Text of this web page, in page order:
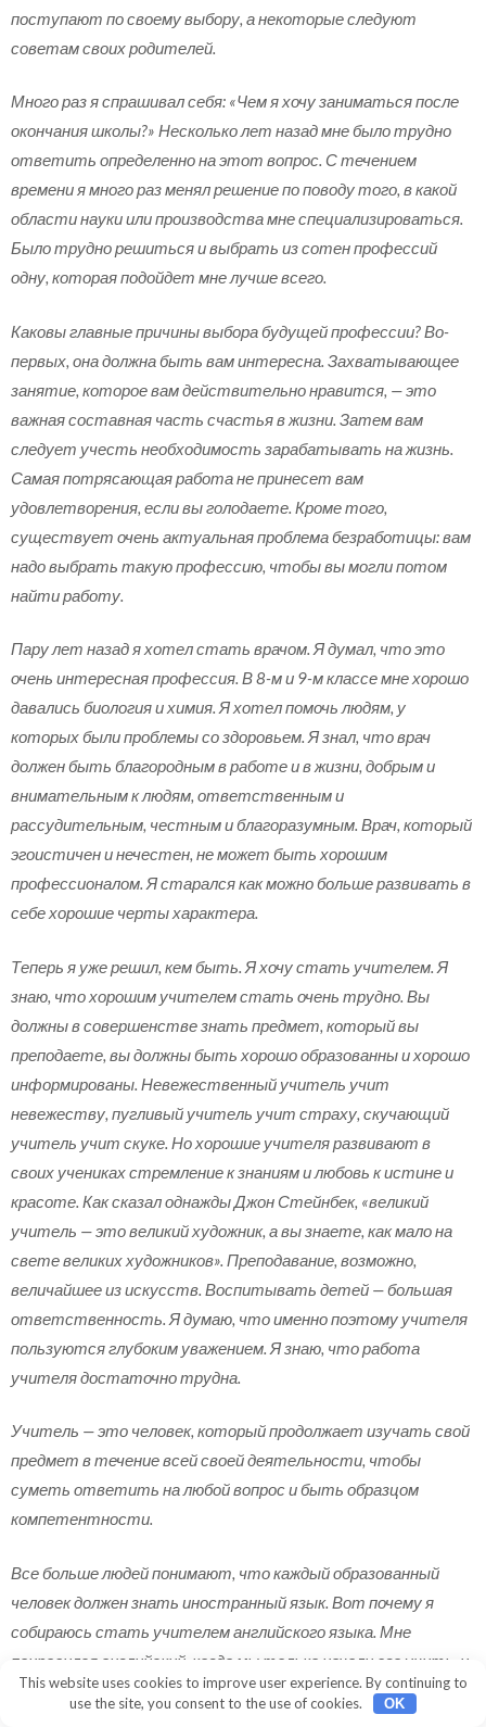
поступают по своему выбору, а некоторые следуют
советам своих родителей.
Много раз я спрашивал себя: «Чем я хочу заниматься после
окончания школы?» Несколько лет назад мне было трудно
ответить определенно на этот вопрос. С течением
времени я много раз менял решение по поводу того, в какой
области науки или производства мне специализироваться.
Было трудно решиться и выбрать из сотен профессий
одну, которая подойдет мне лучше всего.
Каковы главные причины выбора будущей профессии? Во-
первых, она должна быть вам интересна. Захватывающее
занятие, которое вам действительно нравится, — это
важная составная часть счастья в жизни. Затем вам
следует учесть необходимость зарабатывать на жизнь.
Самая потрясающая работа не принесет вам
удовлетворения, если вы голодаете. Кроме того,
существует очень актуальная проблема безработицы: вам
надо выбрать такую профессию, чтобы вы могли потом
найти работу.
Пару лет назад я хотел стать врачом. Я думал, что это
очень интересная профессия. В 8-м и 9-м классе мне хорошо
давались биология и химия. Я хотел помочь людям, у
которых были проблемы со здоровьем. Я знал, что врач
должен быть благородным в работе и в жизни, добрым и
внимательным к людям, ответственным и
рассудительным, честным и благоразумным. Врач, который
эгоистичен и нечестен, не может быть хорошим
профессионалом. Я старался как можно больше развивать в
себе хорошие черты характера.
Теперь я уже решил, кем быть. Я хочу стать учителем. Я
знаю, что хорошим учителем стать очень трудно. Вы
должны в совершенстве знать предмет, который вы
преподаете, вы должны быть хорошо образованны и хорошо
информированы. Невежественный учитель учит
невежеству, пугливый учитель учит страху, скучающий
учитель учит скуке. Но хорошие учителя развивают в
своих учениках стремление к знаниям и любовь к истине и
красоте. Как сказал однажды Джон Стейнбек, «великий
учитель — это великий художник, а вы знаете, как мало на
свете великих художников». Преподавание, возможно,
величайшее из искусств. Воспитывать детей — большая
ответственность. Я думаю, что именно поэтому учителя
пользуются глубоким уважением. Я знаю, что работа
учителя достаточно трудна.
Учитель — это человек, который продолжает изучать свой
предмет в течение всей своей деятельности, чтобы
суметь ответить на любой вопрос и быть образцом
компетентности.
Все больше людей понимают, что каждый образованный
человек должен знать иностранный язык. Вот почему я
собираюсь стать учителем английского языка. Мне
понравился английский, когда мы только начали его учить, и
это до сих пор один из моих любимых предметов. На
английском языке писали многие очень разные и очень
This website uses cookies to improve user experience. By continuing to
use the site, you consent to the use of cookies.
OK